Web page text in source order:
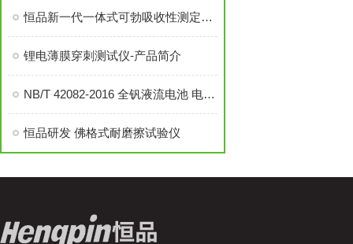
恒品新一代一体式可勃吸收性测定仪发布
锂电薄膜穿刺测试仪-产品简介
NB/T 42082-2016 全钒液流电池 电极测试方法
恒品研发 佛格式耐磨擦试验仪